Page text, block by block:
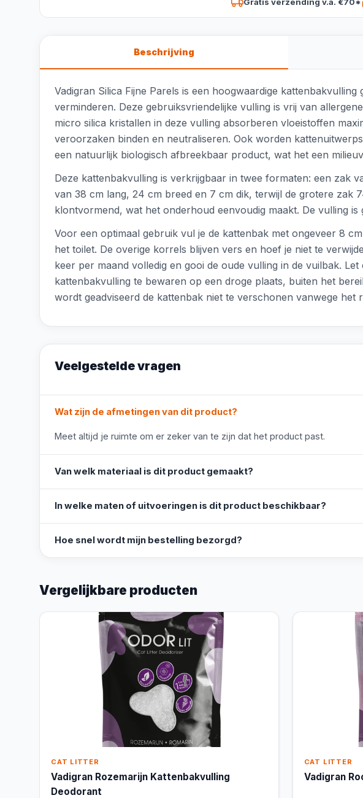
Beschrijving
Vadigran Silica Fijne Parels is een hoogwaardige
verminderen. Deze gebruiksvriendelijke vulling is vrij van
micro silica kristallen in deze vulling absorberen vloeistoffen
veroorzaken binden en neutraliseren. Ook worden
een natuurlijk biologisch afbreekbaar product, wat het een
Deze kattenbakvulling is verkrijgbaar in twee formaten: een zak
van 38 cm lang, 24 cm breed en 7 cm dik, terwijl de grotere zak
klontvormend, wat het onderhoud eenvoudig maakt. De vulling
Voor een optimaal gebruik vul je de kattenbak met ongeveer 8
het toilet. De overige korrels blijven vers en hoef je niet te
keer per maand volledig en gooi de oude vulling in de vuilbak.
kattenbakvulling te bewaren op een droge plaats, buiten het
wordt geadviseerd de kattenbak niet te verschonen vanwege het
Veelgestelde vragen
Wat zijn de afmetingen van dit product?
Meet altijd je ruimte om er zeker van te zijn dat het product past.
Van welk materiaal is dit product gemaakt?
In welke maten of uitvoeringen is dit product beschikbaar?
Hoe snel wordt mijn bestelling bezorgd?
Vergelijkbare producten
CAT LITTER
Vadigran Rozemarijn Kattenbakvulling
Deodorant
CAT LITTER
Vadigran